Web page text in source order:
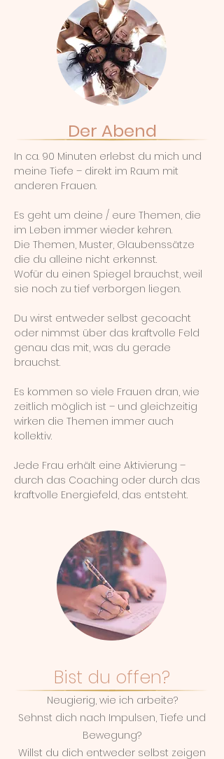
Der Abend
In ca. 90 Minuten erlebst du mich und
meine Tiefe – direkt im Raum mit
anderen Frauen.
Es geht um deine / eure Themen, die
im Leben immer wieder kehren.
Die Themen, Muster, Glaubenssätze
die du alleine nicht erkennst.
Wofür du einen Spiegel brauchst, weil
sie noch zu tief verborgen liegen.
Du wirst entweder selbst gecoacht
oder nimmst über das kraftvolle Feld
genau das mit, was du gerade
brauchst.
Es kommen so viele Frauen dran, wie
zeitlich möglich ist – und gleichzeitig
wirken die Themen immer auch
kollektiv.
Jede Frau erhält eine Aktivierung –
durch das Coaching oder durch das
kraftvolle Energiefeld, das entsteht.
Bist du offen?
Neugierig, wie ich arbeite?
Sehnst dich nach Impulsen, Tiefe und
Bewegung?
Willst du dich entweder selbst zeigen